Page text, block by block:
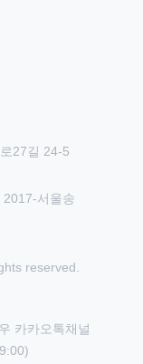
27길 24-5
서울송
reserved.
카카오톡채널